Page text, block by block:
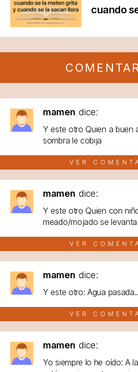
cuando
mamen dice:
Y este otro Quien a buen
sombra le cobija
VER
mamen dice:
Y este otro Quien con
meado/mojado se levanta
VER
mamen dice:
Y este otro: Agua
VER
mamen dice:
Yo siempre lo he oído: A